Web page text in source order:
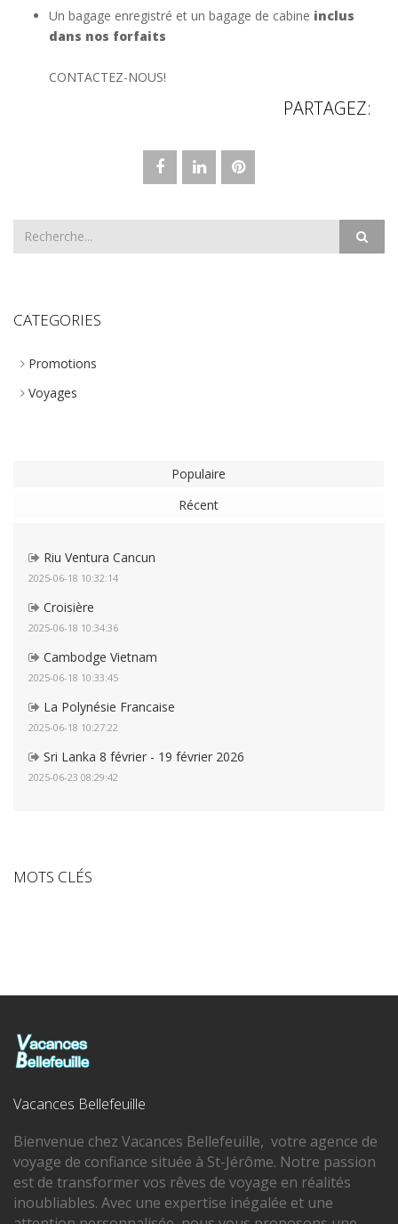
Un bagage enregistré et un bagage de cabine inclus
dans nos forfaits
CONTACTEZ-NOUS!
PARTAGEZ:
CATEGORIES
Promotions
Voyages
Populaire
Récent
Riu Ventura Cancun
2025-06-18 10:32:14
Croisière
2025-06-18 10:34:36
Cambodge Vietnam
2025-06-18 10:33:45
La Polynésie Francaise
2025-06-18 10:27:22
Sri Lanka 8 février - 19 février 2026
2025-06-23 08:29:42
MOTS CLÉS
Vacances Bellefeuille
Bienvenue chez Vacances Bellefeuille, votre agence de
voyage de confiance située à St-Jérôme. Notre passion
est de transformer vos rêves de voyage en réalités
inoubliables. Avec une expertise inégalée et une